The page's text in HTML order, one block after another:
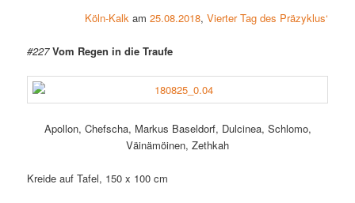
Köln-Kalkam 25.08.2018, Vierter Tag des Präzyklus‘
#227 Vom Regen in die Traufe
Apollon, Chefscha, Markus Baseldorf, Dulcinea, Schlomo,
Väinämöinen, Zethkah
Kreide auf Tafel, 150 x 100 cm